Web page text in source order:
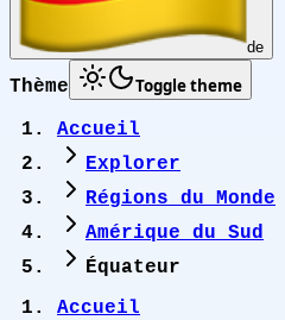
de
Thème Toggle theme
Accueil
Explorer
Régions du Monde
Amérique du Sud
Équateur
Accueil